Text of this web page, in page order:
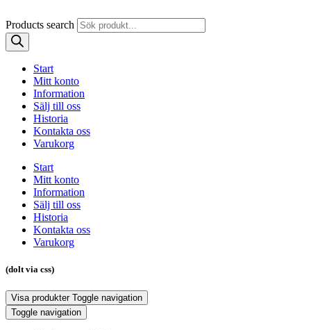
Products search
Start
Mitt konto
Information
Sälj till oss
Historia
Kontakta oss
Varukorg
Start
Mitt konto
Information
Sälj till oss
Historia
Kontakta oss
Varukorg
(dolt via css)
Visa produkter Toggle navigation
Toggle navigation